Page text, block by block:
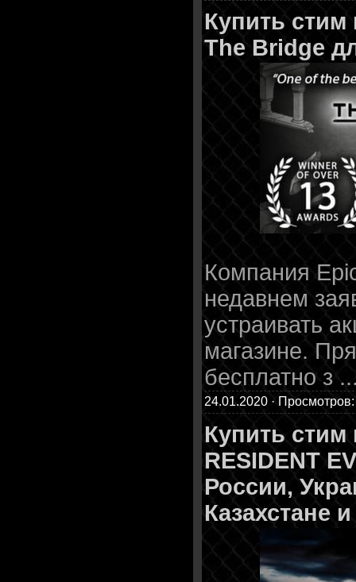
Купить стим
The Bridge
Компания
недавнем
устраивать
магазине.
бесплатно з
24.01.2020 ·
Купить стим
RESIDENT
России,
Казахстане